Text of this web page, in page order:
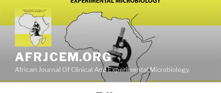
content
AFRJCEM.ORG
African Journal Of Clinical And Experimental Microbiology